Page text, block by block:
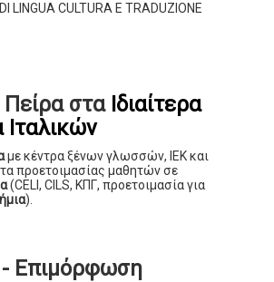
LINGUA CULTURA E TRADUZIONE
Πείρα στα Ιδιαίτερα
με κέντρα ξένων γλωσσών, ΙΕΚ και
προετοιμασίας μαθητών σε
(CELI, CILS, ΚΠΓ, προετοιμασία για
).
- Επιμόρφωση